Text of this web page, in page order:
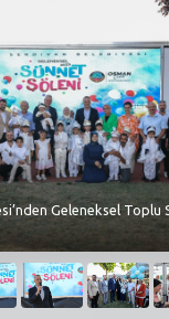
Geleneksel Toplu
NÖBETÇI ECZANELER
SABSIS - AFET
TRAFIKPARK
KÜREK
PAZAR YERLERI